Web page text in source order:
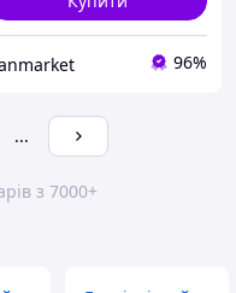
96%
...
з 7000+